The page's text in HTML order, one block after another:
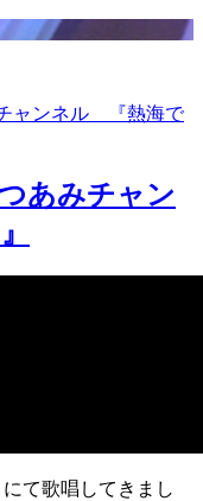
ャンネル 『熱海で
あみチャン
て歌唱してきまし